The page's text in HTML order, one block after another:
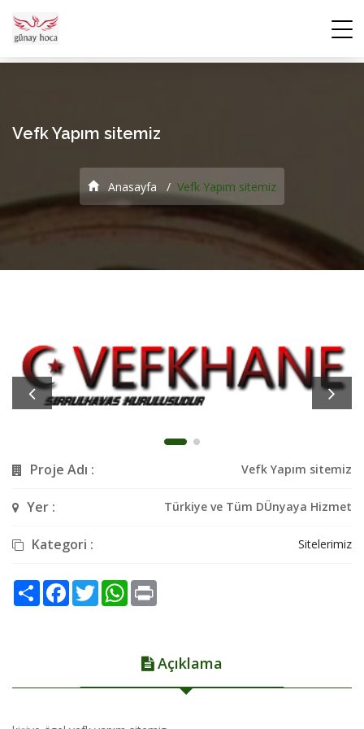
Vefk Yapım sitemiz
Anasayfa Vefk Yapım sitemiz
Proje Adı : Vefk Yapım sitemiz
Yer : Türkiye ve Tüm DÜnyaya Hizmet
Kategori : Sitelerimiz
Share Facebook
TwitterWhatsApp
Açıklama